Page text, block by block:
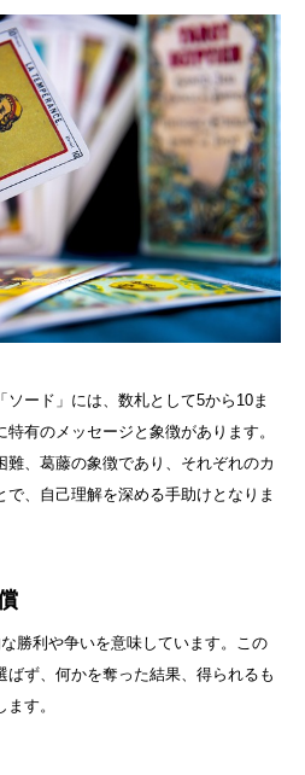
ード」には、数札として5から10ま
有のメッセージと象徴があります。
難、葛藤の象徴であり、それぞれのカ
、自己理解を深める手助けとなりま
勝利や争いを意味しています。この
ばず、何かを奪った結果、得られるも
す。